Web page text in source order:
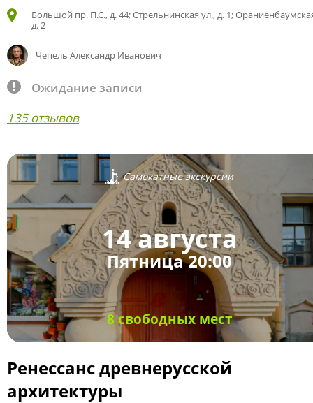
Большой пр. П.С., д. 44; Стрельнинская ул., д. 1;
д. 2
Чепель Александр Иванович
Ожидание записи
135 отзывов
Самокатные экскурсии
14 августа
Пятница 20:00
8 свободных мест
Ренессанс древнерусской
архитектуры